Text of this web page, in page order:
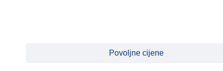
Povoljne cijene